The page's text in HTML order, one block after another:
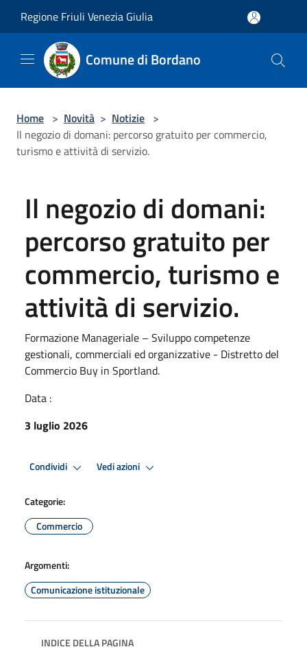
Regione Friuli Venezia Giulia
Comune di Bordano
Home > Novità > Notizie >
Il negozio di domani: percorso gratuito per commercio,
turismo e attività di servizio.
Il negozio di domani:
percorso gratuito per
commercio, turismo e
attività di servizio.
Formazione Manageriale – Sviluppo competenze
gestionali, commerciali ed organizzative - Distretto del
Commercio Buy in Sportland.
Data :
3 luglio 2026
Condividi Vedi azioni
Categorie:
Commercio
Argomenti:
Comunicazione istituzionale
INDICE DELLA PAGINA